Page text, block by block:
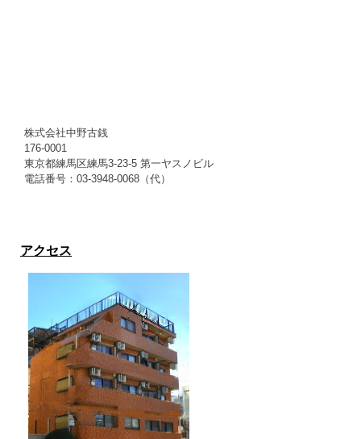
株式会社中野古銭
176-0001
東京都練馬区練馬3-23-5 第一ヤスノビル
電話番号：03-3948-0068（代）
アクセス